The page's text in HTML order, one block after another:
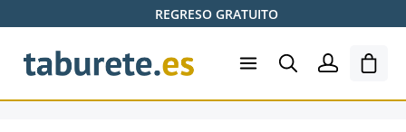
Saltar al contenido principalREGRESO GRATUITO
El